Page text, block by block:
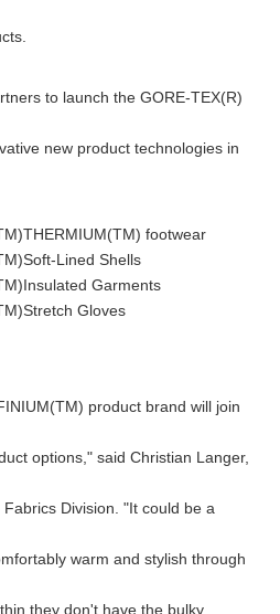
to launch the GORE-TEX(R)
new product technologies in
footwear
Lined Shells
Garments
Gloves
product brand will join
options," said Christian Langer,
Division. "It could be a
warm and stylish through
they don't have the bulky